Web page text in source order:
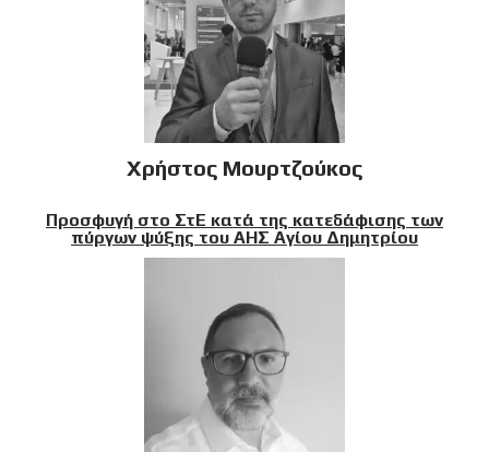
Χρήστος Μουρτζούκος
Προσφυγή στο ΣτΕ κατά της κατεδάφισης των
πύργων ψύξης του ΑΗΣ Αγίου Δημητρίου